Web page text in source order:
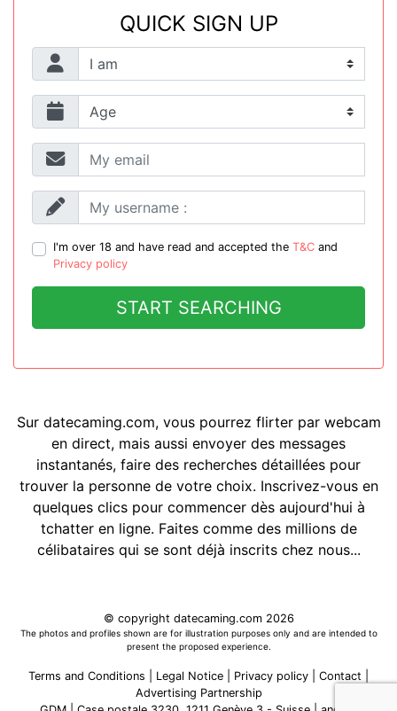
QUICK SIGN UP
I'm over 18 and have read and accepted the T&C and
Privacy policy
START SEARCHING
Sur datecaming.com, vous pourrez flirter par webcam
en direct, mais aussi envoyer des messages
instantanés, faire des recherches détaillées pour
trouver la personne de votre choix. Inscrivez-vous en
quelques clics pour commencer dès aujourd'hui à
tchatter en ligne. Faites comme des millions de
célibataires qui se sont déjà inscrits chez nous...
© copyright datecaming.com 2026
The photos and profiles shown are for illustration purposes only and are intended to
present the proposed experience.
Terms and Conditions Legal Notice Privacy policy Contact
Advertising Partnership